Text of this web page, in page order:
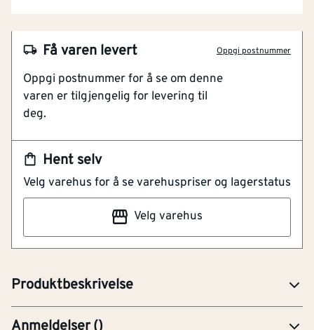
Hent selv
Velg varehus for å se varehuspriser og lagerstatus
Velg varehus
Få varen levert Oppgi postnummer
Oppgi postnummer for å se om denne
varen er tilgjengelig for levering til
deg.
Produktbeskrivelse
NOBB 53512646
Artikkelnummer
101233040
Kraftig variant
Myke underlag
Vendbar
Armeringsskinne ISO-Track i plast, som benyttes ved
myke underlag som isopor, plastfolie, duk eller grus.
Anmeldelser()